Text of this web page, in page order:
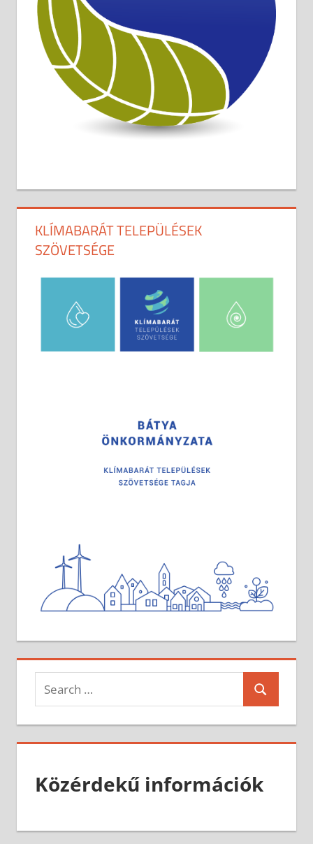
KLÍMABARÁT TELEPÜLÉSEK
SZÖVETSÉGE
Search
for:
Search
Közérdekű információk